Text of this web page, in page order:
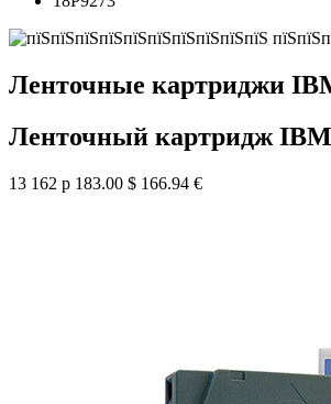
Ленточные картриджи
Ленточный картридж
13 162 р 183.00 $ 166.94 €